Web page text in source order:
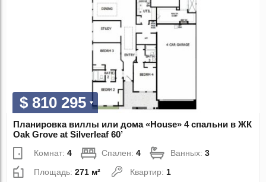
$ 810 295
Планировка виллы или дома «House» 4 спальни в ЖК
Oak Grove at Silverleaf 60’
Комнат:4 Спален:4 Ванных:3
Площадь:271 м² Квартир: 1